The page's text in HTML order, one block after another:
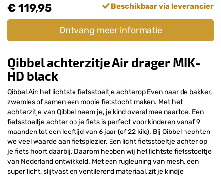
€ 119,95 Beschikbaar via leverancier
Ontvang meer informatie
Qibbel achterzitje Air drager MIK-
HD black
Qibbel Air: het lichtste fietsstoeltje achterop Even naar de bakker,
zwemles of samen een mooie fietstocht maken. Met het
achterzitje van Qibbel neem je, je kind overal mee naartoe. Een
fietsstoeltje achter op je fiets is perfect voor kinderen vanaf 9
maanden tot een leeftijd van 6 jaar (of 22 kilo). Bij Qibbel hechten
we veel waarde aan fietsplezier. Een licht fietsstoeltje achter op
je fiets hoort daarbij. Daarom hebben wij het lichtste fietsstoeltje
van Nederland ontwikkeld. Met een rugleuning van mesh, een
super licht, slijtvast en ventilerend materiaal, zit je kindje